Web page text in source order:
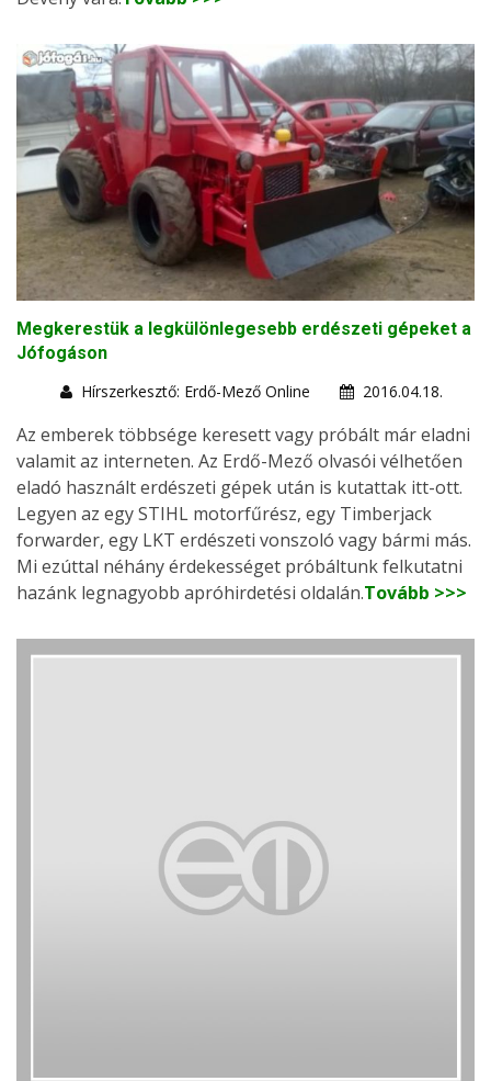
Megkerestük a legkülönlegesebb erdészeti gépeket a
Jófogáson
Hírszerkesztő: Erdő-Mező Online
2016.04.18.
Az emberek többsége keresett vagy próbált már eladni
valamit az interneten. Az Erdő-Mező olvasói vélhetően
eladó használt erdészeti gépek után is kutattak itt-ott.
Legyen az egy STIHL motorfűrész, egy Timberjack
forwarder, egy LKT erdészeti vonszoló vagy bármi más.
Mi ezúttal néhány érdekességet próbáltunk felkutatni
hazánk legnagyobb apróhirdetési oldalán.Tovább >>>